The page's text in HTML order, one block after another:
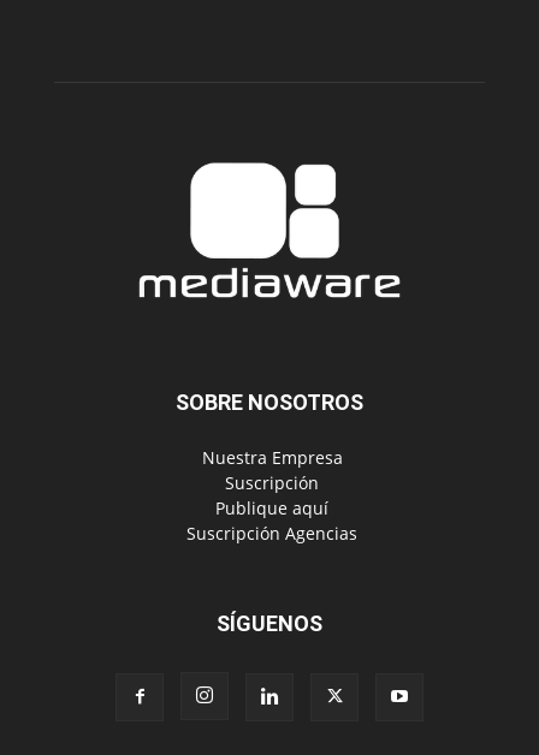
SOBRE NOSOTROS
‎ Nuestra Empresa
‎ Suscripción
‎ Publique aquí
‎ Suscripción Agencias
SÍGUENOS